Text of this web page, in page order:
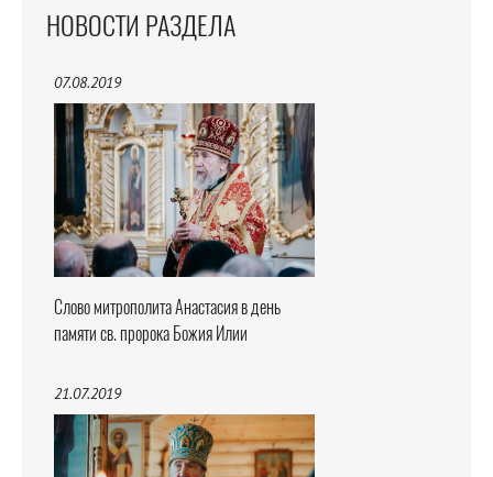
НОВОСТИ РАЗДЕЛА
07.08.2019
Слово митрополита Анастасия в день
памяти св. пророка Божия Илии
21.07.2019